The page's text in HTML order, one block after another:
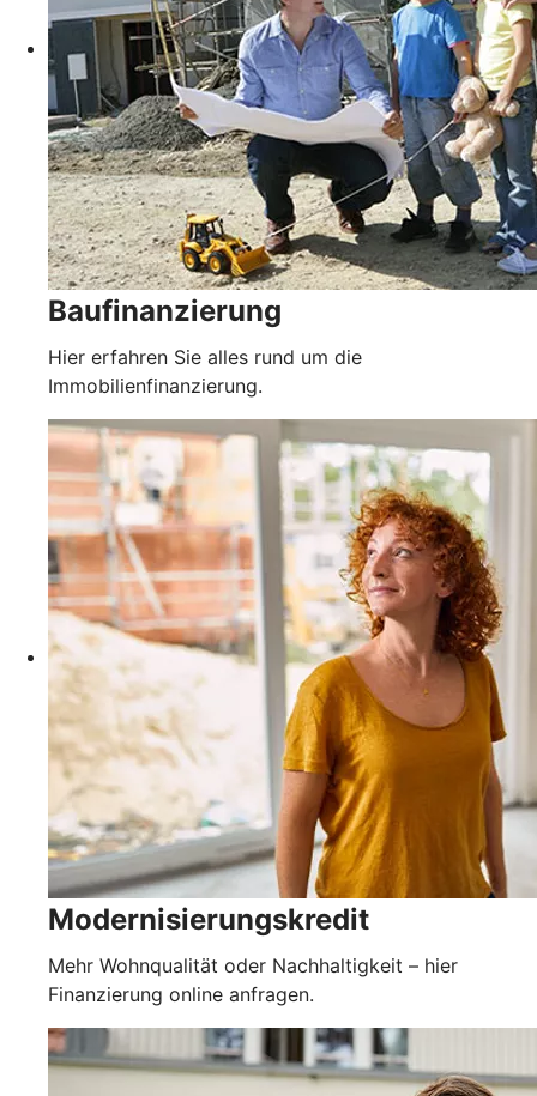
Baufinanzierung
Hier erfahren Sie alles rund um die
Immobilienfinanzierung.
Modernisierungskredit
Mehr Wohnqualität oder Nachhaltigkeit – hier
Finanzierung online anfragen.